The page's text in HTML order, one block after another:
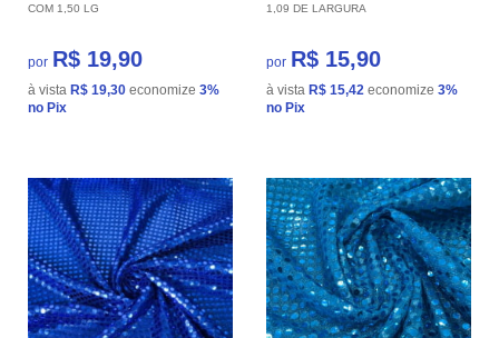
COM 1,50 LG
por R$ 19,90
à vista R$ 19,30 economize 3%
no Pix
1,09 DE LARGURA
por R$ 15,90
à vista R$ 15,42 economize 3%
no Pix